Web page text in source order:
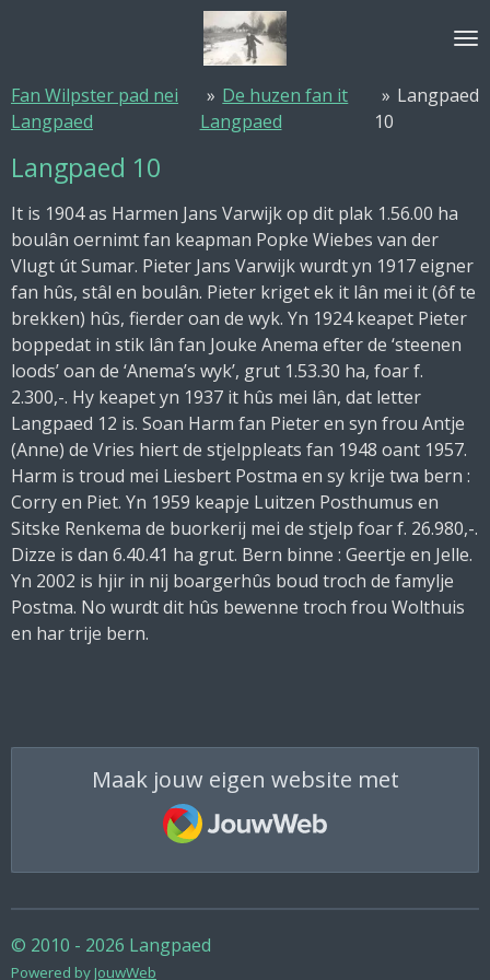
de
hoofdinhoud
Fan Wilpster pad nei
Langpaed
» De huzen fan it
Langpaed
» Langpaed
10
Langpaed 10
It is 1904 as Harmen Jans Varwijk op dit plak 1.56.00 ha
boulân oernimt fan keapman Popke Wiebes van der
Vlugt út Sumar. Pieter Jans Varwijk wurdt yn 1917 eigner
fan hûs, stâl en boulân. Pieter kriget ek it lân mei it (ôf te
brekken) hûs, fierder oan de wyk. Yn 1924 keapet Pieter
boppedat in stik lân fan Jouke Anema efter de ‘steenen
loods’ oan de ‘Anema’s wyk’, grut 1.53.30 ha, foar f.
2.300,-. Hy keapet yn 1937 it hûs mei lân, dat letter
Langpaed 12 is. Soan Harm fan Pieter en syn frou Antje
(Anne) de Vries hiert de stjelppleats fan 1948 oant 1957.
Harm is troud mei Liesbert Postma en sy krije twa bern :
Corry en Piet. Yn 1959 keapje Luitzen Posthumus en
Sitske Renkema de buorkerij mei de stjelp foar f. 26.980,-.
Dizze is dan 6.40.41 ha grut. Bern binne : Geertje en Jelle.
Yn 2002 is hjir in nij boargerhûs boud troch de famylje
Postma. No wurdt dit hûs bewenne troch frou Wolthuis
en har trije bern.
Maak jouw eigen website met
JouwWeb
© 2010 - 2026 Langpaed
Powered by JouwWeb